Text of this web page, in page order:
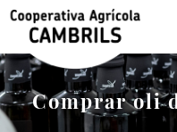
Comprar oli
LA